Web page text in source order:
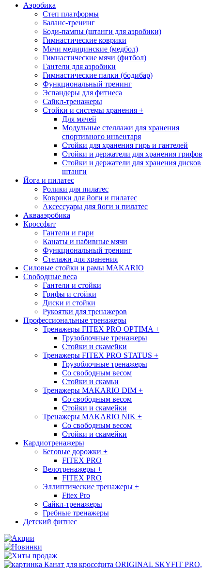
Аэробика
Степ платформы
Баланс-тренинг
Боди-пампы (штанги для аэробики)
Гимнастические коврики
Мячи медицинские (медбол)
Гимнастические мячи (фитбол)
Гантели для аэробики
Гимнастические палки (бодибар)
Функциональный тренинг
Эспандеры для фитнеса
Сайкл-тренажеры
Стойки и системы хранения +
Для мячей
Модульные стеллажи для хранения
спортивного инвентаря
Стойки для хранения гирь и гантелей
Стойки и держатели для хранения грифов
Стойки и держатели для хранения дисков
штанги
Йога и пилатес
Ролики для пилатес
Коврики для йоги и пилатес
Аксессуары для йоги и пилатес
Аквааэробика
Кроссфит
Гантели и гири
Канаты и набивные мячи
Функциональный тренинг
Стелажи для хранения
Силовые стойки и рамы MAKARIO
Свободные веса
Гантели и стойки
Грифы и стойки
Диски и стойки
Рукоятки для тренажеров
Профессиональные тренажеры
Тренажеры FITEX PRO OPTIMA +
Грузоблочные тренажеры
Стойки и скамейки
Тренажеры FITEX PRO STATUS +
Грузоблочные тренажеры
Со свободным весом
Стойки и скамьи
Тренажеры MAKARIO DIM +
Со свободным весом
Стойки и скамейки
Тренажеры MAKARIO NIK +
Со свободным весом
Стойки и скамейки
Кардиотренажеры
Беговые дорожки +
FITEX PRO
Велотренажеры +
FITEX PRO
Эллиптические тренажеры +
Fitex Pro
Сайкл-тренажеры
Гребные тренажеры
Детский фитнес